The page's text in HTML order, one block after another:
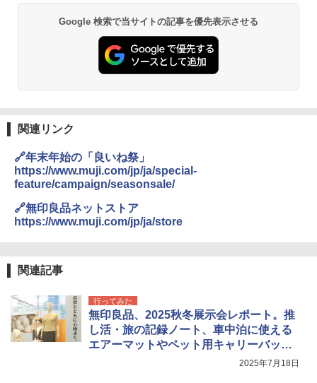
Google 検索で当サイトの記事を優先表示させる
関連リンク
🔗年末年始の「良いね祭」
https://www.muji.com/jp/ja/special-
feature/campaign/seasonsale/
🔗無印良品ネットストア
https://www.muji.com/jp/ja/store
関連記事
行ってみた
無印良品、2025秋冬展示会レポート。推
し活・旅の記録ノート、車中泊に使える
エアーマットやペット用キャリーバッグ
2025年7月18日